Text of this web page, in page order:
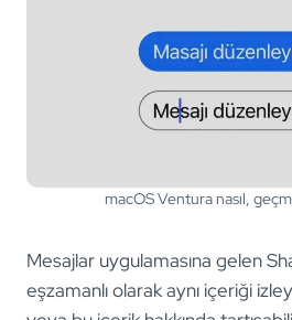
macOS Ventura nasıl,
Mesajlar uygulamasına gelen
eşzamanlı olarak aynı içeriği